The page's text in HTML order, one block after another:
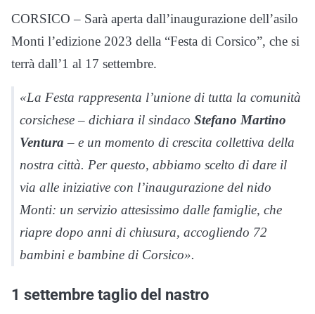
CORSICO – Sarà aperta dall’inaugurazione dell’asilo
Monti l’edizione 2023 della “Festa di Corsico”, che si
terrà dall’1 al 17 settembre.
«La Festa rappresenta l’unione di tutta la comunità
corsichese – dichiara il sindaco Stefano Martino
Ventura – e un momento di crescita collettiva della
nostra città. Per questo, abbiamo scelto di dare il
via alle iniziative con l’inaugurazione del nido
Monti: un servizio attesissimo dalle famiglie, che
riapre dopo anni di chiusura, accogliendo 72
bambini e bambine di Corsico».
1 settembre taglio del nastro